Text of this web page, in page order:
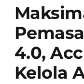
4.0,
Kelola